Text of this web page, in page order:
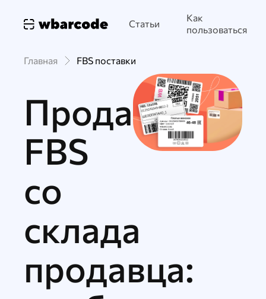
Статьи
Как
пользоваться
Главная FBS поставки
Продажи
FBS
со
склада
продавца: